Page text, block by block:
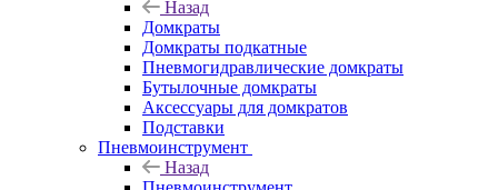
Назад
Домкраты
Домкраты подкатные
Пневмогидравлические домкраты
Бутылочные домкраты
Аксессуары для домкратов
Подставки
Пневмоинструмент
Назад